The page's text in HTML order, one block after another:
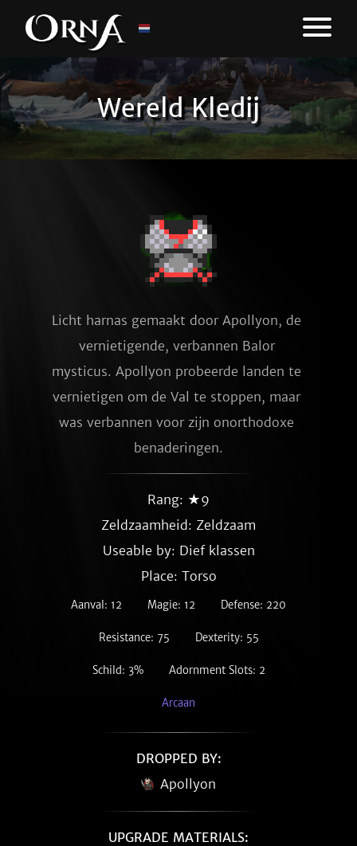
Wereld Kledij
Licht harnas gemaakt door Apollyon, de
vernietigende, verbannen Balor
mysticus. Apollyon probeerde landen te
vernietigen om de Val te stoppen, maar
was verbannen voor zijn onorthodoxe
benaderingen.
Rang: ★9
Zeldzaamheid: Zeldzaam
Useable by: Dief klassen
Place: Torso
Aanval: 12 Magie: 12 Defense: 220
Resistance: 75 Dexterity: 55
Schild: 3% Adornment Slots: 2
Arcaan
DROPPED BY:
Apollyon
UPGRADE MATERIALS: